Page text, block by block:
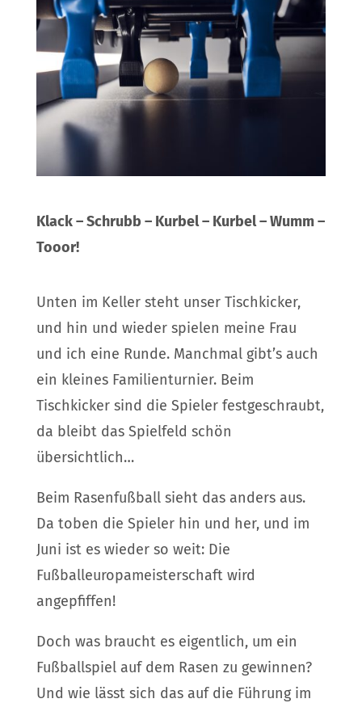
Klack – Schrubb – Kurbel – Kurbel – Wumm –
Tooor!
Unten im Keller steht unser Tischkicker,
und hin und wieder spielen meine Frau
und ich eine Runde. Manchmal gibt’s auch
ein kleines Familienturnier. Beim
Tischkicker sind die Spieler festgeschraubt,
da bleibt das Spielfeld schön
übersichtlich…
Beim Rasenfußball sieht das anders aus.
Da toben die Spieler hin und her, und im
Juni ist es wieder so weit: Die
Fußballeuropameisterschaft wird
angepfiffen!
Doch was braucht es eigentlich, um ein
Fußballspiel auf dem Rasen zu gewinnen?
Und wie lässt sich das auf die Führung im